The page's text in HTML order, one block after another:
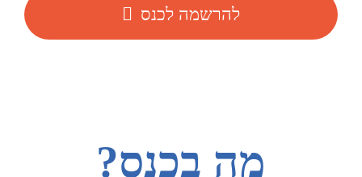
להרשמה לכנס
מה בכנס?